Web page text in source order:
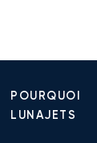
POURQUOI
LUNAJETS